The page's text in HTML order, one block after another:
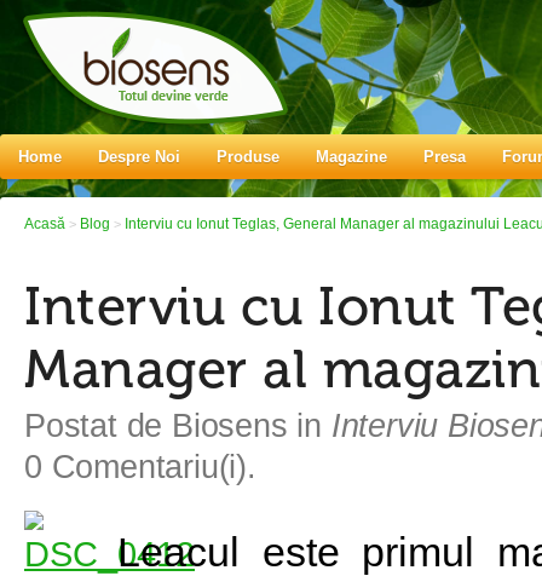
Home Despre Noi Produse Magazine Presa
Acasă > Blog > Interviu cu Ionut Teglas, General Manager al magazinului
Interviu cu Ionut
Manager al
Postat de Biosens in Interviu
0 Comentariu(i).
Leacul este primul